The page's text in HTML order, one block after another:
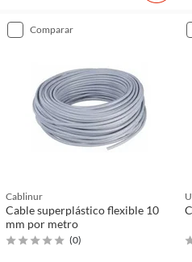
comparar
Cablinur
Cable superplástico flexible 10
mm por metro
(0)